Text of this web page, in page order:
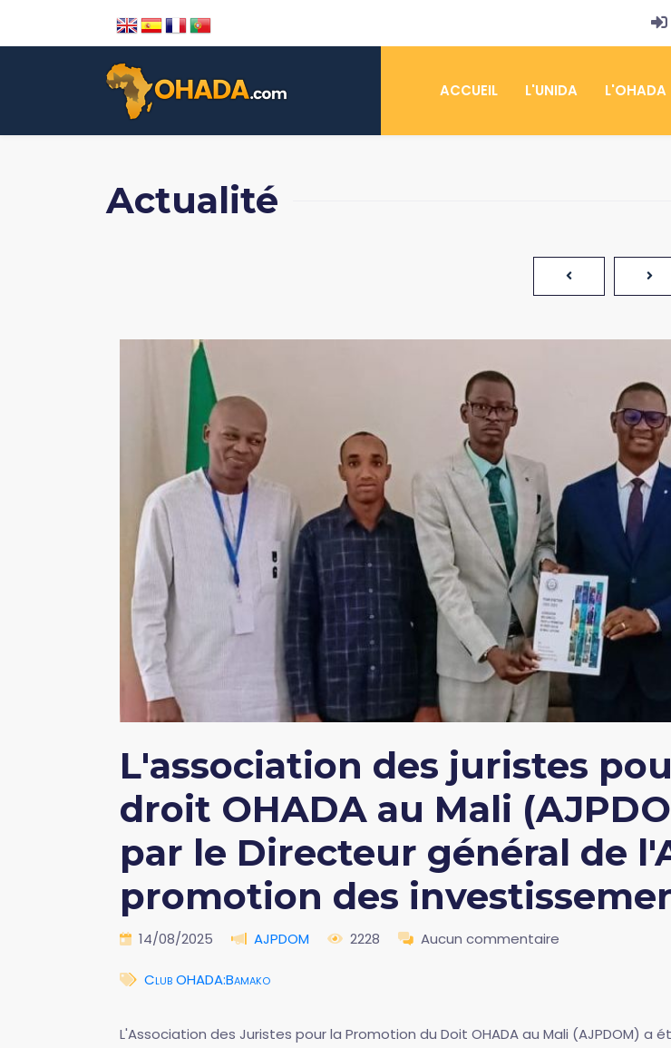
ACCUEIL L'UNIDA L'OHADA
Actualité
L'association des juristes
droit OHADA au Mali
par le Directeur général de
promotion des
14/08/2025 AJPDOM 2228 Aucun commentaire
Club OHADA:Bamako
L'Association des Juristes pour la Promotion du Doit OHADA au Mali (AJPDOM)